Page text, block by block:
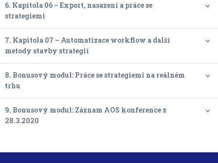
6. Kapitola 06 – Export, nasazení a práce se
strategiemi
7. Kapitola 07 – Automatizace workflow a další
metody stavby strategií
8. Bonusový modul: Práce se strategiemi na reálném
trhu
9. Bonusový modul: Záznam AOS konference z
28.3.2020